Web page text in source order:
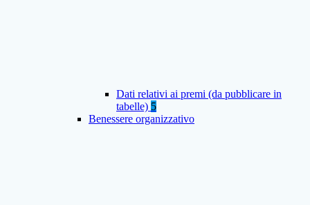
Dati relativi ai premi (da pubblicare in
tabelle) 5
Benessere organizzativo